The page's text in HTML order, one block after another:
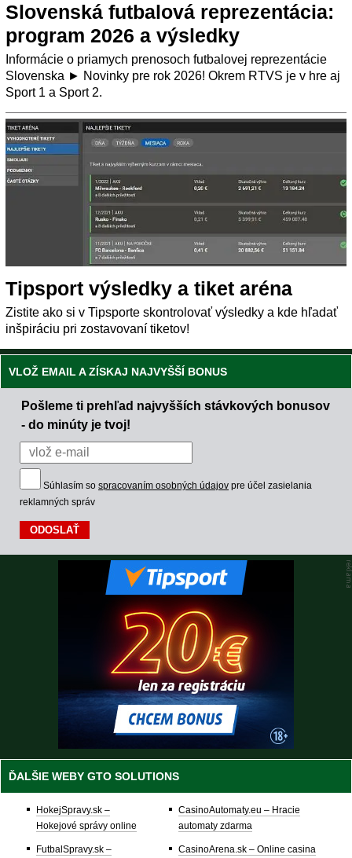
Slovenská futbalová reprezentácia:
program 2026 a výsledky
Informácie o priamych prenosoch futbalovej reprezentácie
Slovenska ► Novinky pre rok 2026! Okrem RTVS je v hre aj
Sport 1 a Sport 2.
Tipsport výsledky a tiket aréna
Zistite ako si v Tipsporte skontrolovať výsledky a kde hľadať
inšpiráciu pri zostavovaní tiketov!
VLOŽ EMAIL A ZÍSKAJ NAJVYŠŠÍ BONUS
Pošleme ti prehľad najvyšších stávkových bonusov
- do minúty je tvoj!
Súhlasím so spracovaním osobných údajov pre účel zasielania
reklamných správ
ĎALŠIE WEBY GTO SOLUTIONS
HokejSpravy.sk –
Hokejové správy online
FutbalSpravy.sk –
CasinoAutomaty.eu – Hracie
automaty zdarma
CasinoArena.sk – Online casina